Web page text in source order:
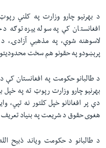
د بهرنیو چارو وزارت په کلني
افغانستان کې په سوله ییزه توګه
لاسوهنه شوې، په مذهبي آزادۍ، د
پرېښودو په حقونو هم سخت
د طالبانو حکومت په افغانستان کې
بهرنیو چارو وزارت رپوټ ته په خپل
دې پر افغانانو خپل کلتور نه تپي،
هغوی حقوق د شریعت په بنیاد